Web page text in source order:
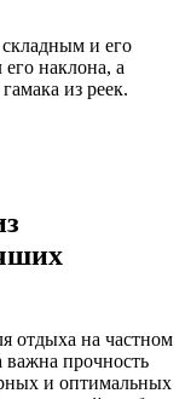
и его
его наклона, а
из реек.
отдыха на частном
прочность
и оптимальных